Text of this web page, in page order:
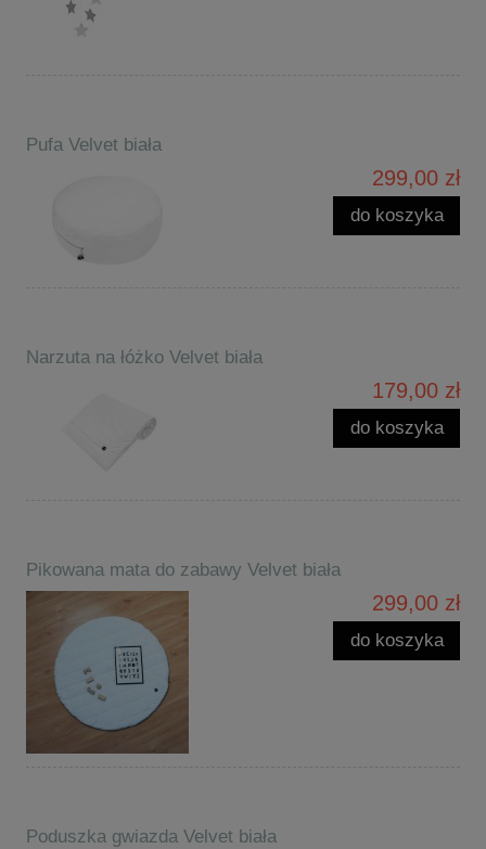
Pufa Velvet biała
299,00 zł
do koszyka
Narzuta na łóżko Velvet biała
179,00 zł
do koszyka
Pikowana mata do zabawy Velvet biała
299,00 zł
do koszyka
Poduszka gwiazda Velvet biała